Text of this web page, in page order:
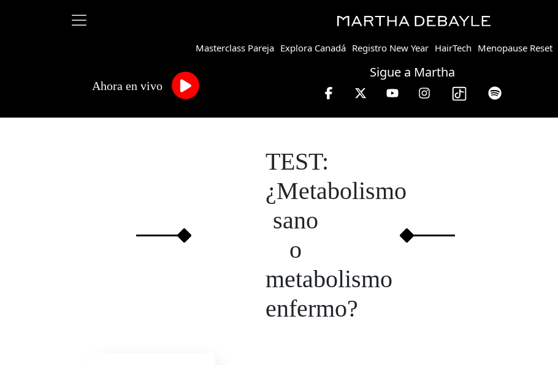
Masterclass Pareja Explora Canadá Registro New Year HairTech Menopause Reset
Sigue a Martha
Ahora en vivo
TEST:
¿Metabolismo
sano
o
metabolismo
enfermo?